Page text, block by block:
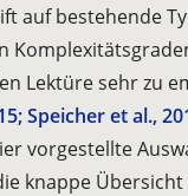
auf bestehende
Lektüre sehr zu
Speicher et al.,
vorgestellte
knappe Übersicht